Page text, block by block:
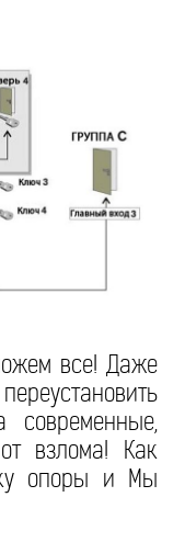
все! Даже
современные,
взлома! Как
опоры и Мы